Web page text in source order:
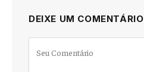
DEIXE UM COMENTÁRIO